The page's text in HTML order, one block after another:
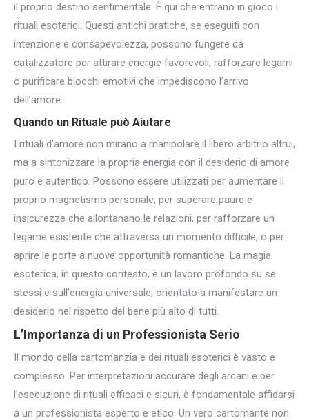
il proprio destino sentimentale. È qui che entrano in gioco i
rituali esoterici. Questi antichi pratiche, se eseguiti con
intenzione e consapevolezza, possono fungere da
catalizzatore per attirare energie favorevoli, rafforzare legami
o purificare blocchi emotivi che impediscono l’arrivo
dell’amore.
Quando un Rituale può Aiutare
I rituali d’amore non mirano a manipolare il libero arbitrio altrui,
ma a sintonizzare la propria energia con il desiderio di amore
puro e autentico. Possono essere utilizzati per aumentare il
proprio magnetismo personale, per superare paure e
insicurezze che allontanano le relazioni, per rafforzare un
legame esistente che attraversa un momento difficile, o per
aprire le porte a nuove opportunità romantiche. La magia
esoterica, in questo contesto, è un lavoro profondo su se
stessi e sull’energia universale, orientato a manifestare un
desiderio nel rispetto del bene più alto di tutti.
L’Importanza di un Professionista Serio
Il mondo della cartomanzia e dei rituali esoterici è vasto e
complesso. Per interpretazioni accurate degli arcani e per
l’esecuzione di rituali efficaci e sicuri, è fondamentale affidarsi
a un professionista esperto e etico. Un vero cartomante non